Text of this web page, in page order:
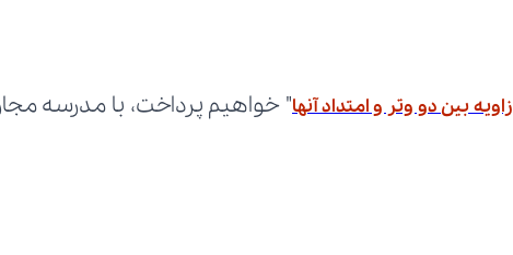
زاویه بین دو وتر و امتداد آنها